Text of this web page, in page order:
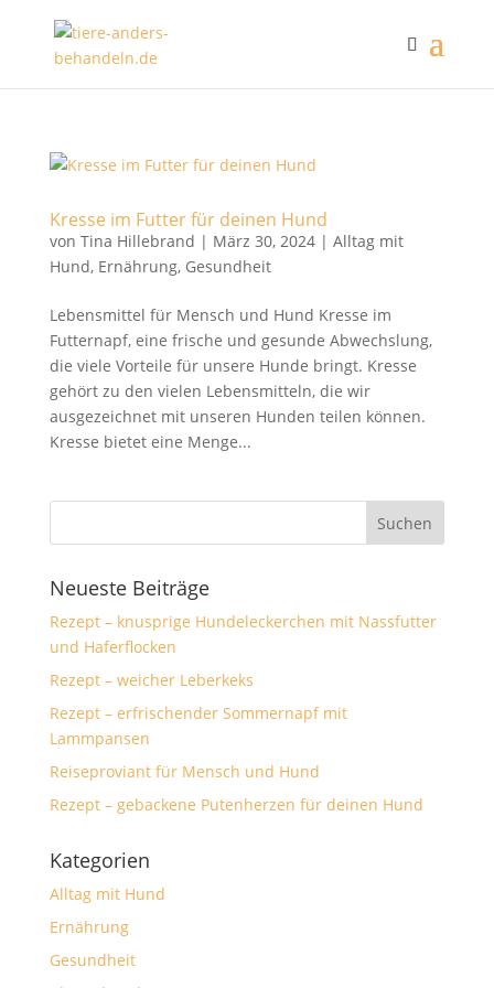
Kresse im Futter für deinen Hund
von Tina Hillebrand | März 30, 2024| Alltag mit
Hund, Ernährung, Gesundheit
Lebensmittel für Mensch und Hund Kresse im
Futternapf, eine frische und gesunde Abwechslung,
die viele Vorteile für unsere Hunde bringt. Kresse
gehört zu den vielen Lebensmitteln, die wir
ausgezeichnet mit unseren Hunden teilen können.
Kresse bietet eine Menge...
Neueste Beiträge
Rezept – knusprige Hundeleckerchen mit Nassfutter
und Haferflocken
Rezept – weicher Leberkeks
Rezept – erfrischender Sommernapf mit
Lammpansen
Reiseproviant für Mensch und Hund
Rezept – gebackene Putenherzen für deinen Hund
Kategorien
Alltag mit Hund
Ernährung
Gesundheit